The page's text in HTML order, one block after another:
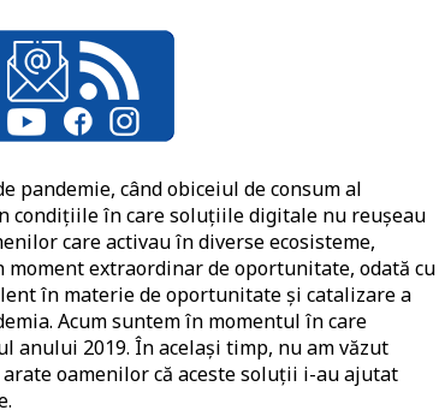
pandemie, când obiceiul de consum al
condițiile în care soluțiile digitale nu reușeau
care activau în diverse ecosisteme,
moment extraordinar de oportunitate, odată cu
în materie de oportunitate și catalizare a
Acum suntem în momentul în care
2019. În același timp, nu am văzut
oamenilor că aceste soluții i-au ajutat